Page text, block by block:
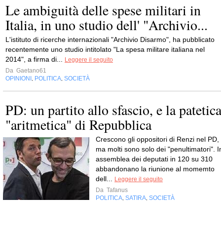
Le ambiguità delle spese militari in
Italia, in uno studio dell' "Archivio...
L'istituto di ricerche internazionali "Archivio Disarmo", ha pubblicato
recentemente uno studio intitolato "La spesa militare italiana nel
2014", a firma di...
Leggere il seguito
Da Gaetano61
OPINIONI
POLITICA SOCIETÀ
PD: un partito allo sfascio, e la patetica
"aritmetica" di Repubblica
Crescono gli oppositori di Renzi nel PD,
ma molti sono solo dei "penultimatori".
assemblea dei deputati in 120 su 310
abbandonano la riunione al momemto
dell...
Leggere il seguito
Da Tafanus
POLITICA SATIRA SOCIETÀ